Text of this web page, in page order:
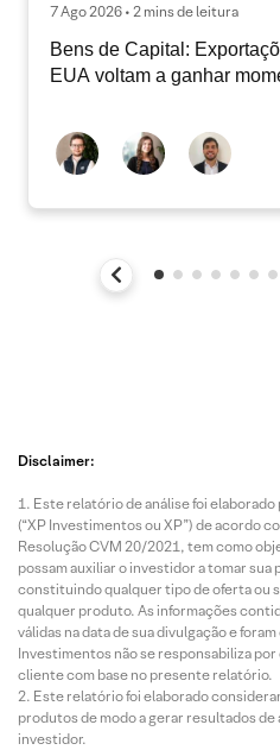
7 Ago 2026 • 2 mins de leitura
Bens de Capital:
EUA voltam a ganhar
Disclaimer:
Este relatório de análise foi
(“XP Investimentos ou XP”) de acordo
Resolução CVM 20/2021, tem como
possam auxiliar o investidor a tomar
constituindo qualquer tipo de oferta ou
qualquer produto. As informações
válidas na data de sua divulgação e
Investimentos não se responsabiliza
cliente com base no presente relatório.
Este relatório foi elaborado
produtos de modo a gerar resultados de
investidor.